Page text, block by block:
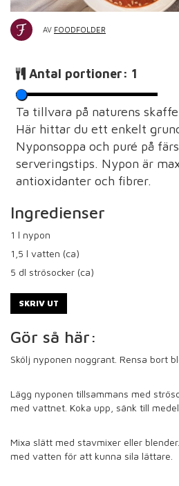
AV FOODFOLDER
Antal portioner: 1
Ta tillvara på naturens
Här hittar du ett enkelt
Nyponsoppa och puré på
serveringstips. Nypon är
antioxidanter och fibrer.
Ingredienser
1 l nypon
1,5 l vatten (ca)
5 dl strösocker (ca)
SKRIV UT
Gör så här:
Skölj nyponen noggrant. Rensa bort
Lägg nyponen tillsammans med
med vattnet. Koka upp, sänk till
Mixa slätt med stavmixer eller
med vatten för att kunna sila lättare.